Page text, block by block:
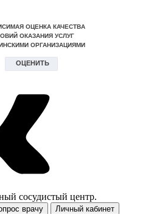
сосудистый центр.
врачу
Личный кабинет